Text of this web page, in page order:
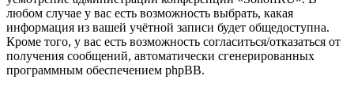
любом случае у вас есть возможность выбрать, какая
информация из вашей учётной записи будет общедоступна.
Кроме того, у вас есть возможность согласиться/отказаться от
получения сообщений, автоматически сгенерированных
программным обеспечением phpBB.